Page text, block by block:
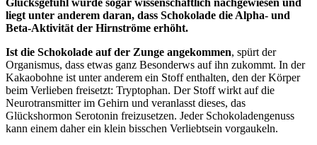
liegt unter anderem daran, dass Schokolade die Alpha- und
Beta-Aktivität der Hirnströme erhöht.
Ist die Schokolade auf der Zunge angekommen, spürt der
Organismus, dass etwas ganz Besonderws auf ihn zukommt. In der
Kakaobohne ist unter anderem ein Stoff enthalten, den der Körper
beim Verlieben freisetzt: Tryptophan. Der Stoff wirkt auf die
Neurotransmitter im Gehirn und veranlasst dieses, das
Glückshormon Serotonin freizusetzen. Jeder Schokoladengenuss
kann einem daher ein klein bisschen Verliebtsein vorgaukeln.